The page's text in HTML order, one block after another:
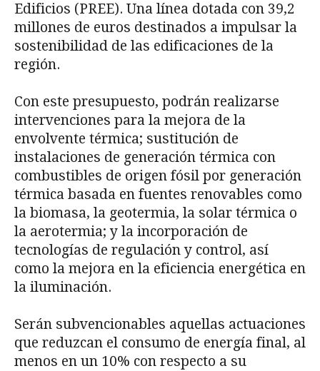
Edificios (PREE). Una línea dotada con 39,2
millones de euros destinados a impulsar la
sostenibilidad de las edificaciones de la
región.
Con este presupuesto, podrán realizarse
intervenciones para la mejora de la
envolvente térmica; sustitución de
instalaciones de generación térmica con
combustibles de origen fósil por generación
térmica basada en fuentes renovables como
la biomasa, la geotermia, la solar térmica o
la aerotermia; y la incorporación de
tecnologías de regulación y control, así
como la mejora en la eficiencia energética en
la iluminación.
Serán subvencionables aquellas actuaciones
que reduzcan el consumo de energía final, al
menos en un 10% con respecto a su